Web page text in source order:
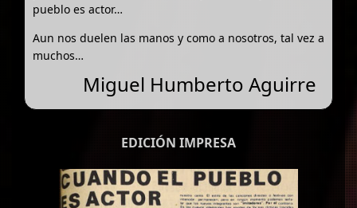
pueblo es actor…
Aun nos duelen las manos y como a nosotros, tal vez a
muchos…
Miguel Humberto Aguirre
EDICIÓN IMPRESA